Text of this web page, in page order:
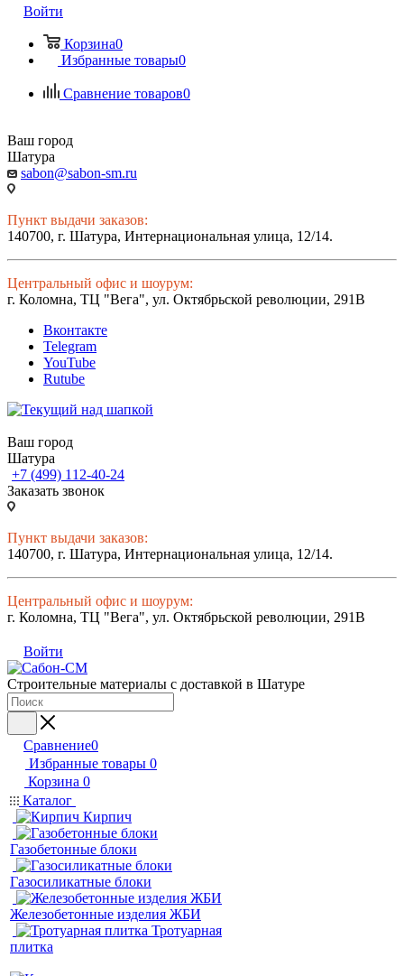
Войти
Корзина0
Избранные товары0
Сравнение товаров0
Ваш город
Шатура
sabon@sabon-sm.ru
Пункт выдачи заказов:
140700, г. Шатура, Интернациональная улица, 12/14.
Центральный офис и шоурум:
г. Коломна, ТЦ "Вега", ул. Октябрьской революции, 291В
Вконтакте
Telegram
YouTube
Rutube
Ваш город
Шатура
+7 (499) 112-40-24
Заказать звонок
Пункт выдачи заказов:
140700, г. Шатура, Интернациональная улица, 12/14.
Центральный офис и шоурум:
г. Коломна, ТЦ "Вега", ул. Октябрьской революции, 291В
Войти
Строительные материалы с доставкой в Шатуре
Сравнение0
Избранные товары 0
Корзина 0
Каталог
Кирпич
Газобетонные блоки
Газосиликатные блоки
Железобетонные изделия ЖБИ
Тротуарная
плитка